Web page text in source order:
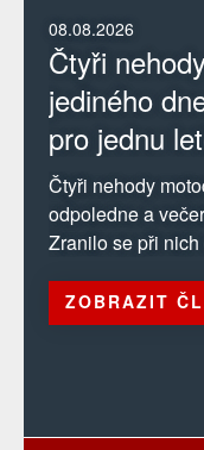
08.08.2026
Čtyři
jediného
pro jednu
Čtyři nehody
odpoledne a
Zranilo se při
ZOBRAZIT